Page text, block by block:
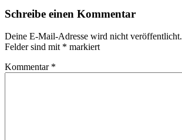
Schreibe einen Kommentar
Deine E-Mail-Adresse wird nicht veröffentlicht.
Felder sind mit * markiert
Kommentar *